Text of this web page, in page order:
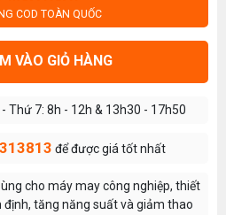
COD TOÀN QUỐC
VÀO GIỎ HÀNG
Thứ 7: 8h - 12h & 13h30 - 17h50
để được giá tốt nhất
cho máy may công nghiệp, thiết
định, tăng năng suất và giảm thao